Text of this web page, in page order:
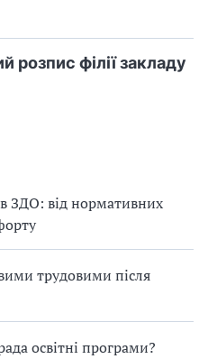
ЗДО: від нормативних
трудовими після
освітні програми?
розпис філії закладу